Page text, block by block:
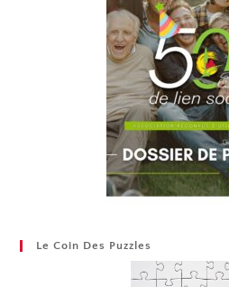
Le Coin Des Puzzles